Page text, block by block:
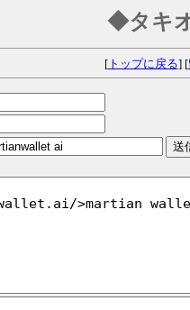
◆タキ
[トップに戻る] [